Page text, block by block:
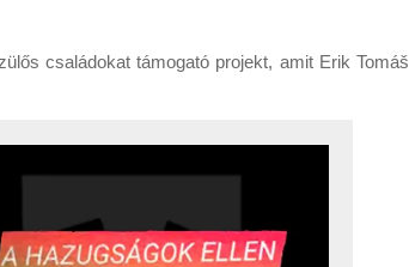
családokat támogató projekt, amit Erik Tomáš